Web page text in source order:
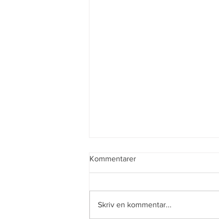
Enkel semester
Kommentarer
Skriv en kommentar...